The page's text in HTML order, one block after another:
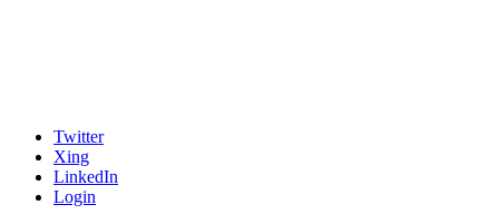
Twitter
Xing
LinkedIn
Login